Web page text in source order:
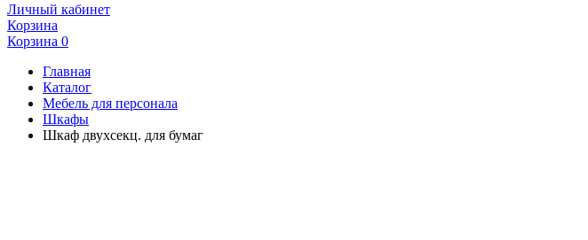
Личный кабинет
Корзина
Корзина 0
Главная
Каталог
Мебель для персонала
Шкафы
Шкаф двухсекц. для бумаг